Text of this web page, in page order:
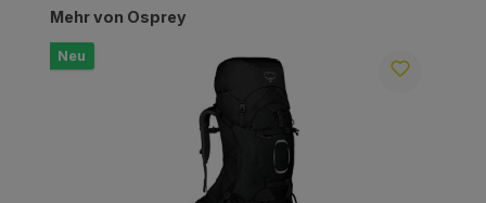
Produktgalerie überspringen
Mehr von Osprey
Neu